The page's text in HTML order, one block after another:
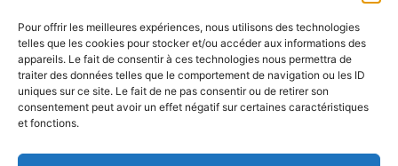
Pour offrir les meilleures expériences, nous utilisons des technologies
telles que les cookies pour stocker et/ou accéder aux informations des
appareils. Le fait de consentir à ces technologies nous permettra de
traiter des données telles que le comportement de navigation ou les ID
uniques sur ce site. Le fait de ne pas consentir ou de retirer son
consentement peut avoir un effet négatif sur certaines caractéristiques
et fonctions.
Mentions légales
Conditions générales d'utilisation
Conditions générales de vente
Politique de cookies
Politique de confidentialité